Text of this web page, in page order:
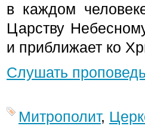
в каждом
Царству
и приближает ко
Слушать
Митрополит,